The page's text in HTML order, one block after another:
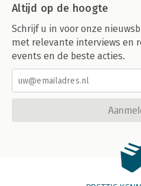
Altijd op de hoogte
Schrijf u in voor onze
met relevante interviews en
events en de beste acties.